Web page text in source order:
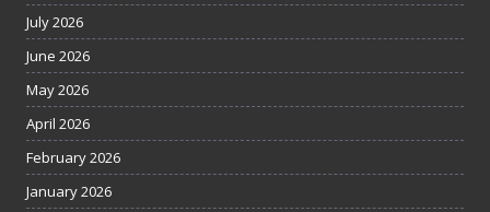
July 2026
June 2026
May 2026
April 2026
February 2026
January 2026